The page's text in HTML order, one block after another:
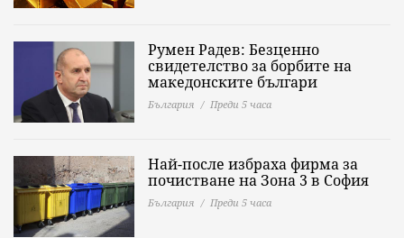
Румен Радев: Безценно
свидетелство за борбите на
македонските българи
България Преди 5 часа
Най-после избраха фирма за
почистване на Зона 3 в София
България Преди 5 часа